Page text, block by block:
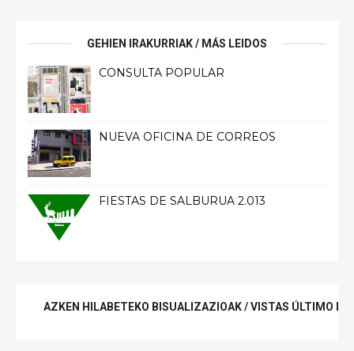
GEHIEN IRAKURRIAK / MÁS LEIDOS
CONSULTA POPULAR
NUEVA OFICINA DE CORREOS
FIESTAS DE SALBURUA 2.013
AZKEN HILABETEKO BISUALIZAZIOAK / VISTAS ÚLTIMO